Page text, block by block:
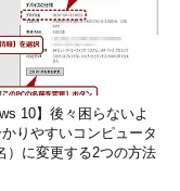
10】後々困らないよ
りやすいコンピュータ
）に変更する2つの方法